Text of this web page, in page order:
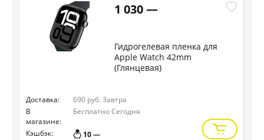
1 030 —
Гидрогелевая пленка для
Apple Watch 42mm
(Глянцевая)
Доставка: 690 руб. Завтра
В
магазине:
БесплатноСегодня
Кэшбэк: 10 —